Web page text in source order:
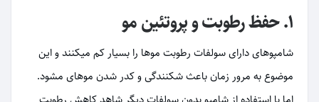
۱. حفظ رطوبت و پروتئین مو
شامپوهای دارای سولفات رطوبت موها را بسیار کم میکنند و این
موضوع به مرور زمان باعث شکنندگی و کدر شدن موهای مشود.